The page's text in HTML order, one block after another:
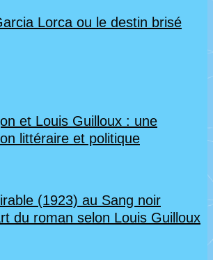
Lorca ou le destin brisé
et Louis Guilloux : une
littéraire et politique
(1923) au Sang noir
du roman selon Louis Guilloux